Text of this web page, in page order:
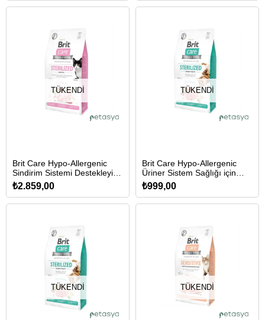
TÜKENDI
Brit Care Hypo-Allergenic
Sindirim Sistemi Destekleyici
Tahılsız Kısırlaştırılmış Kedi
Maması 7 Kg
₺2.859,00
TÜKENDI
Brit Care Hypo-Allergenic
Üriner Sistem Sağlığı için
Tahılsız Kısırlaştırılmış Kedi
Maması 2 Kg
₺999,00
TÜKENDI TÜKENDI